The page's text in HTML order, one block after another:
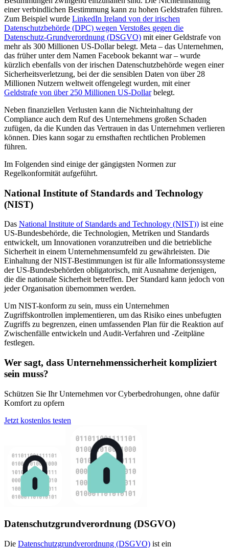
einer verbindlichen Bestimmung kann zu hohen Geldstrafen führen.
Zum Beispiel wurde LinkedIn Ireland von der irischen
Datenschutzbehörde (DPC) wegen Verstoßes gegen die
Datenschutz-Grundverordnung (DSGVO) mit einer Geldstrafe von
mehr als 300 Millionen US-Dollar belegt. Meta – das Unternehmen,
das früher unter dem Namen Facebook bekannt war – wurde
kürzlich ebenfalls von der irischen Datenschutzbehörde wegen einer
Sicherheitsverletzung, bei der die sensiblen Daten von über 28
Millionen Nutzern weltweit offengelegt wurden, mit einer
Geldstrafe von über 250 Millionen US-Dollarbelegt.
Neben finanziellen Verlusten kann die Nichteinhaltung der
Compliance auch dem Ruf des Unternehmens großen Schaden
zufügen, da die Kunden das Vertrauen in das Unternehmen verlieren
können. Dies kann sogar zu ernsthaften rechtlichen Problemen
führen.
Im Folgenden sind einige der gängigsten Normen zur
Regelkonformität aufgeführt.
National Institute of Standards and Technology
(NIST)
Das National Institute of Standards and Technology (NIST)) ist eine
US-Bundesbehörde, die Technologien, Metriken und Standards
entwickelt, um Innovationen voranzutreiben und die betriebliche
Sicherheit in einem Unternehmensumfeld zu gewährleisten. Die
Einhaltung der NIST-Bestimmungen ist für alle Informationssysteme
der US-Bundesbehörden obligatorisch, mit Ausnahme derjenigen,
die die nationale Sicherheit betreffen. Der Standard kann jedoch von
jeder Organisation übernommen werden.
Um NIST-konform zu sein, muss ein Unternehmen
Zugriffskontrollen implementieren, um das Risiko eines unbefugten
Zugriffs zu begrenzen, einen umfassenden Plan für die Reaktion auf
Zwischenfälle entwickeln und Audit-Verfahren und -Zeitpläne
festlegen.
Wer sagt, dass Unternehmenssicherheit kompliziert
sein muss?
Schützen Sie Ihr Unternehmen vor Cyberbedrohungen, ohne dafür
Komfort zu opfern
Jetzt kostenlos testen
Datenschutzgrundverordnung (DSGVO)
Die Datenschutzgrundverordnung (DSGVO) ist ein